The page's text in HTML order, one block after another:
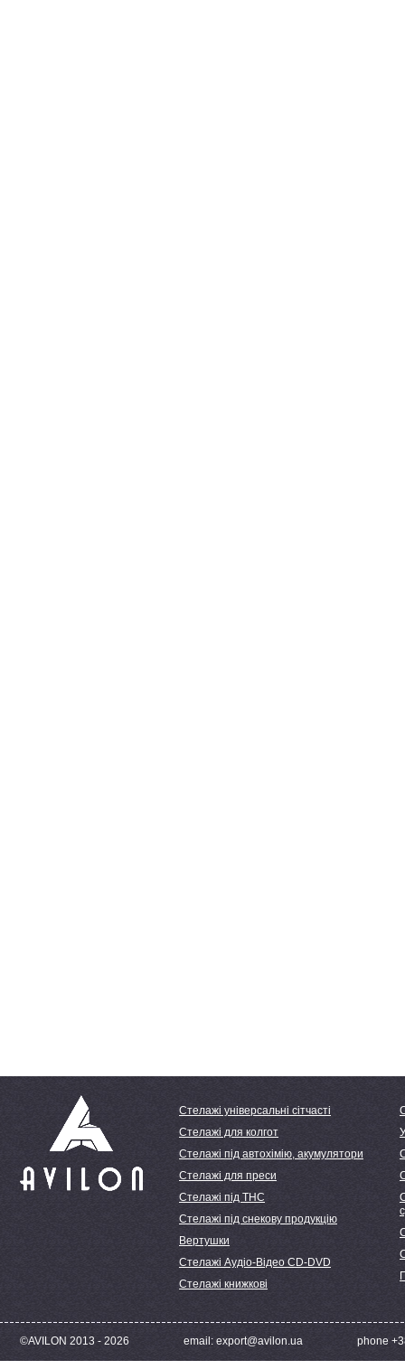
Стелажі універсальні сітчасті
Стелажі для колгот
Стелажі під автохімію, акумулятори
Стелажі для преси
Стелажі під ТНС
Стелажі під снекову продукцію
Вертушки
Стелажі Аудіо-Відео CD-DVD
Стелажі книжкові
©AVILON 2013 - 2026 email: export@avilon.ua phone